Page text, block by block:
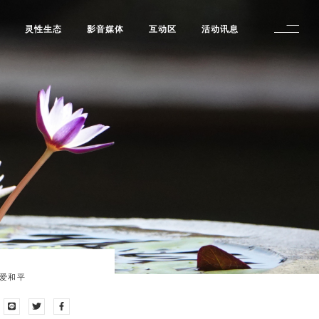
和平
灵性生态 影音媒体 互动区 活动讯息